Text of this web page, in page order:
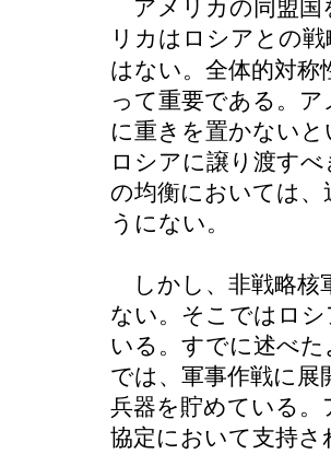
アメリカの同盟国
リカはロシアとの
はない。全体的対
って重要である。
に重きを置かない
ロシアに譲り渡す
の均衡においては
うにない。
しかし、非戦略核
ない。そこではロ
いる。すでに述べ
では、軍事作戦に
兵器を貯めている。
協定において支持